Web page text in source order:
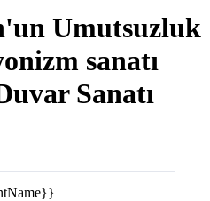
Umutsuzluk
sanatı
Sanatı